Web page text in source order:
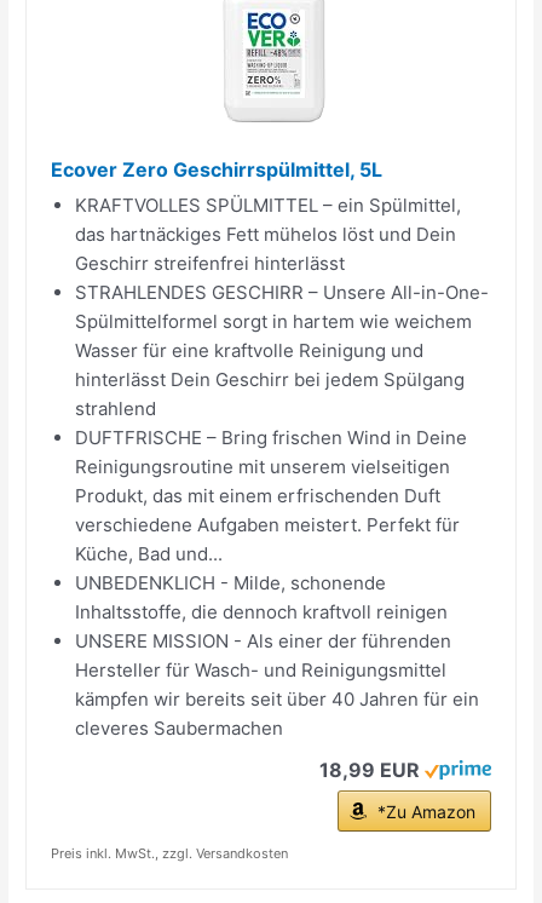
Ecover Zero Geschirrspülmittel, 5L
KRAFTVOLLES SPÜLMITTEL – ein Spülmittel,
das hartnäckiges Fett mühelos löst und Dein
Geschirr streifenfrei hinterlässt
STRAHLENDES GESCHIRR – Unsere All-in-One-
Spülmittelformel sorgt in hartem wie weichem
Wasser für eine kraftvolle Reinigung und
hinterlässt Dein Geschirr bei jedem Spülgang
strahlend
DUFTFRISCHE – Bring frischen Wind in Deine
Reinigungsroutine mit unserem vielseitigen
Produkt, das mit einem erfrischenden Duft
verschiedene Aufgaben meistert. Perfekt für
Küche, Bad und...
UNBEDENKLICH - Milde, schonende
Inhaltsstoffe, die dennoch kraftvoll reinigen
UNSERE MISSION - Als einer der führenden
Hersteller für Wasch- und Reinigungsmittel
kämpfen wir bereits seit über 40 Jahren für ein
cleveres Saubermachen
18,99 EUR
*Zu Amazon
Preis inkl. MwSt., zzgl. Versandkosten